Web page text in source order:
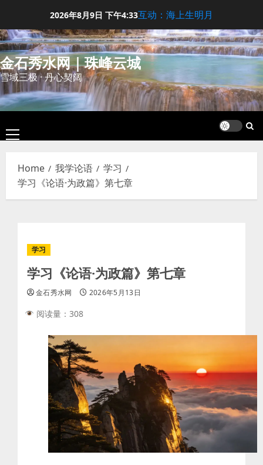
content
2026年8月9日 下午4:33互动：海上生明月
金石秀水网｜珠峰云城
雪域三极 · 丹心契阔
Primary
Menu
Home 我学论语
学习
学习《论语·为政篇》第七章
学习
学习《论语·为政篇》第七章
金石秀水网 2026年5月13日
阅读量：308